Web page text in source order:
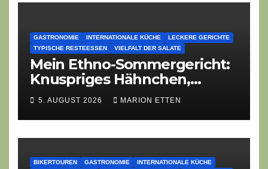
GASTRONOMIE INTERNATIONALE KÜCHE
LECKERE GERICHTE
TYPISCHE RESTEESSEN
VIELFALT DER SALATE
Mein Ethno-Sommergericht:
Knuspriges Hähnchen,
Lauch-Rührei, Salat
5. AUGUST 2026 MARION ETTEN
BIKERTOUREN GASTRONOMIE
INTERNATIONALE KÜCHE